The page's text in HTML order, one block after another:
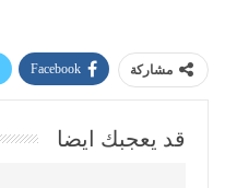
مشاركة Facebook
قد يعجبك ايضا